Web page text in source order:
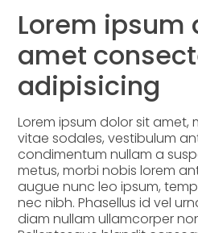
Lorem ipsum
amet
adipisicing
Lorem ipsum dolor sit
vitae sodales, vestibulum
condimentum nullam a
metus, morbi nobis lorem
augue nunc leo ipsum,
nec nibh. Phasellus id vel
diam nullam ullamcorper